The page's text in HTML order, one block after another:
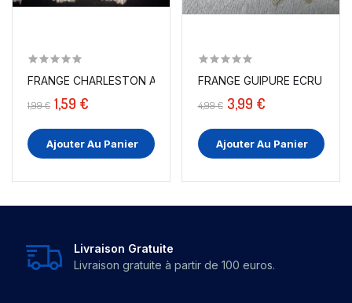
FRANGE CHARLESTON AU MÈTRE EN POMPON COTON
1,99 € 1,59 €
Ajouter Au Panier
FRANGE GUIPURE ECRU TIE
4,99 € 3,99 €
Ajouter Au Panier
Livraison Gratuite
Livraison gratuite à partir de 100 euros.